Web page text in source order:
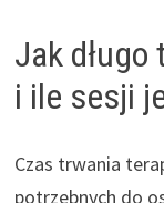
Jak
i ile sesji
Czas trwania
potrzebnych do